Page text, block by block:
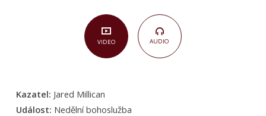
VIDEO AUDIO
Kazatel: Jared Millican
Událost: Nedělní bohoslužba